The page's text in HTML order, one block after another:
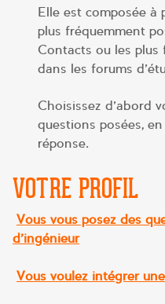
Elle est composée à
plus fréquemment
Contacts ou les
dans les forums
Choisissez d’abord
questions posées,
réponse.
VOTRE PROFIL
Vous vous posez des
d’ingénieur
Vous voulez intégrer